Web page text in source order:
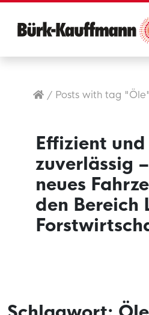
/ Posts with tag "Öle"
Effizient und
zuverlässig
neues
den Bereich